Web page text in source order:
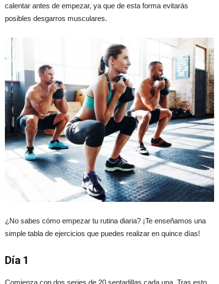
calentar antes de empezar, ya que de esta forma evitarás
posibles desgarros musculares.
¿No sabes cómo empezar tu rutina diaria? ¡Te enseñamos una
simple tabla de ejercicios que puedes realizar en quince días!
Día 1